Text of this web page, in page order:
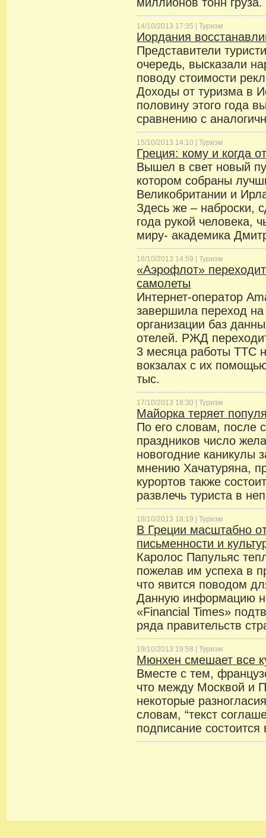
14/10/2013 17:35 |Туризм
Иордания
Представители
очередь, высказали
поводу стоимости
Доходы от туризма в
половину этого года
сравнению с
15/10/2013 14:10 |Туризм
Греция: кому и когда
Вышел в свет новый
котором собраны
Великобритании и
Здесь же – наброски,
года рукой человека,
миру- академика
16/10/2013 14:59 |Туризм
«Аэрофлот»
самолеты
Интернет-оператор
завершила переход
организации баз
отелей. РЖД
3 месяца работы ТТС
вокзалах с их
тыс.
17/10/2013 18:30 |Туризм
Майорка теряет
По его словам, после
праздников число
новогодние каникулы
мнению Хачатуряна,
курортов также
развлечь туриста в
18/10/2013 18:19 |Туризм
В Греции масштабно
письменности и
Каролос Папульяс
пожелав им успеха в
что явится поводом
Данную информацию
«Financial Times»
ряда правительств
19/10/2013 19:58 |Туризм
Мюнхен смешает все
Вместе с тем,
что между Москвой и
некоторые
словам, “текст
подписание